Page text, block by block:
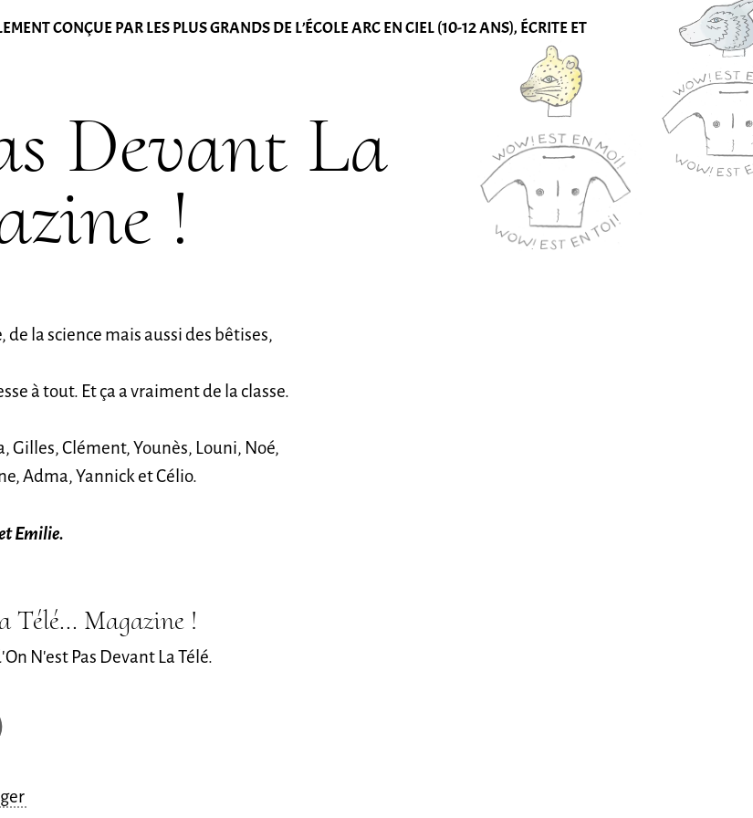
Devant La
!
CONÇUE PAR LES PLUS GRANDS DE L’ÉCOLE ARC EN CIEL (10-12 ANS), ÉCRITE ET
la science mais aussi des bêtises,
à tout. Et ça a vraiment de la classe.
Clément, Younès, Louni, Noé,
Adma, Yannick et Célio.
Emilie.
Télé... Magazine !
N’est Pas Devant La Télé.